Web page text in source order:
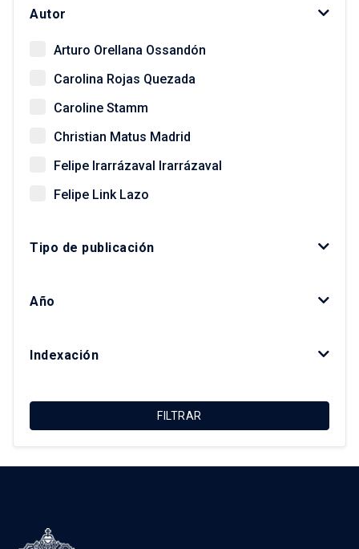
Autor
Arturo Orellana Ossandón
Carolina Rojas Quezada
Caroline Stamm
Christian Matus Madrid
Felipe Irarrázaval Irarrázaval
Felipe Link Lazo
Gonzalo Salazar Preece
Tipo de publicación
Año
Indexación
FILTRAR